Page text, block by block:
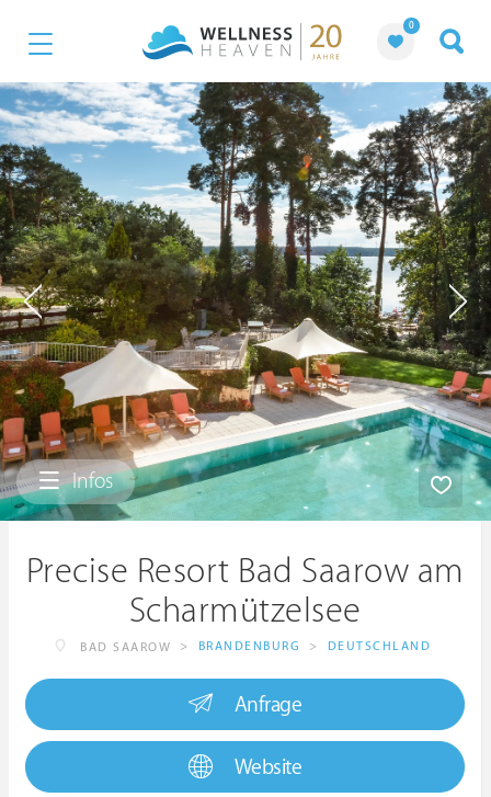
0
Infos
Precise Resort Bad Saarow am
Scharmützelsee
BAD SAAROW > BRANDENBURG > DEUTSCHLAND
Anfrage
Website